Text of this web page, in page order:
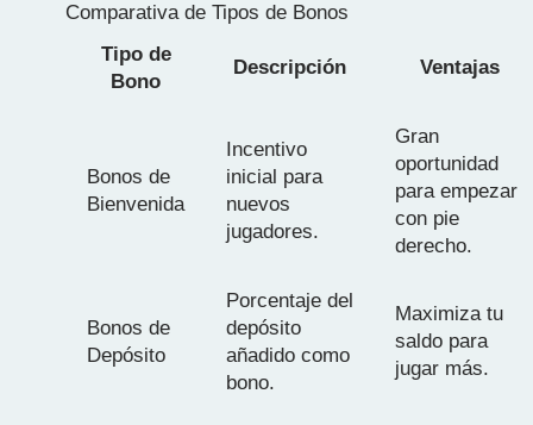
Comparativa de Tipos de Bonos
Tipo de
Bono
Descripción Ventajas
Bonos de
Bienvenida
Incentivo
inicial para
nuevos
jugadores.
Gran
oportunidad
para empezar
con pie
derecho.
Bonos de
Depósito
Porcentaje del
depósito
añadido como
bono.
Maximiza tu
saldo para
jugar más.